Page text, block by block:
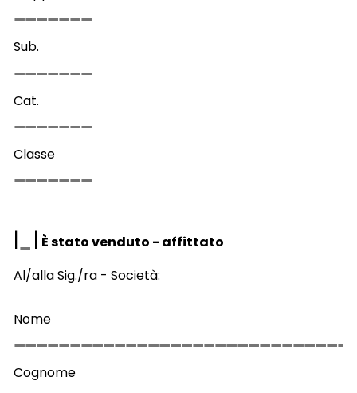
Sub.
Cat.
Classe
| | È stato venduto - affittato
Al/alla Sig./ra - Società:
Nome
Cognome